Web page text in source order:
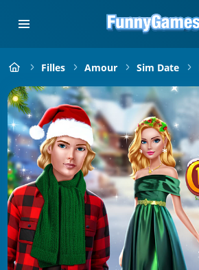
Filles Amour Sim Date